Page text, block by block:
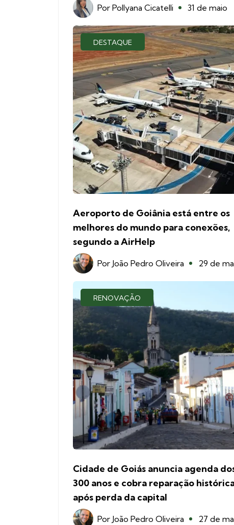
Por Pollyana Cicatelli 31 de maio
DESTAQUE
Aeroporto de Goiânia está entre os
melhores do mundo para conexões,
segundo a AirHelp
Por João Pedro Oliveira 29 de
RENOVAÇÃO
Cidade de Goiás anuncia agenda
300 anos e cobra reparação
após perda da capital
Por João Pedro Oliveira 27 de